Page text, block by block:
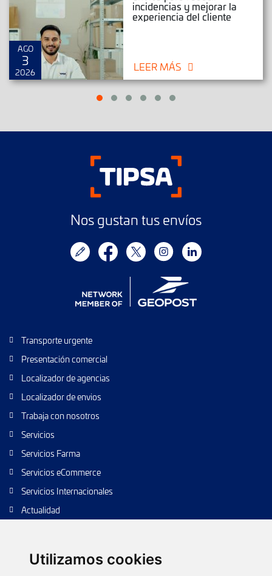
Utilizamos cookies
AGO
3
2026
incidencias y mejorar la
experiencia del cliente
LEER MÁS
Nos gustan tus envíos
Transporte urgente
Presentación comercial
Localizador de agencias
Localizador de envios
Trabaja con nosotros
Servicios
Servicios Farma
Servicios eCommerce
Servicios Internacionales
Actualidad
Envíos de calidad